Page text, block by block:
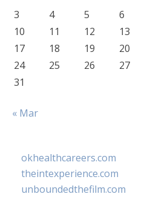
3
4 5 6
10
11 12 13
17
18 19 20
24
25 26 27
31
« Mar
okhealthcareers.com
theintexperience.com
unboundedthefilm.com